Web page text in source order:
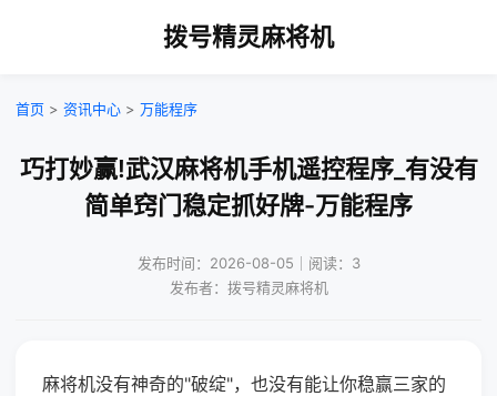
拨号精灵麻将机
首页 > 资讯中心 > 万能程序
巧打妙赢!武汉麻将机手机遥控程序_有没有
简单窍门稳定抓好牌-万能程序
发布时间：2026-08-05｜阅读：3
发布者：拨号精灵麻将机
麻将机没有神奇的"破绽"，也没有能让你稳赢三家的